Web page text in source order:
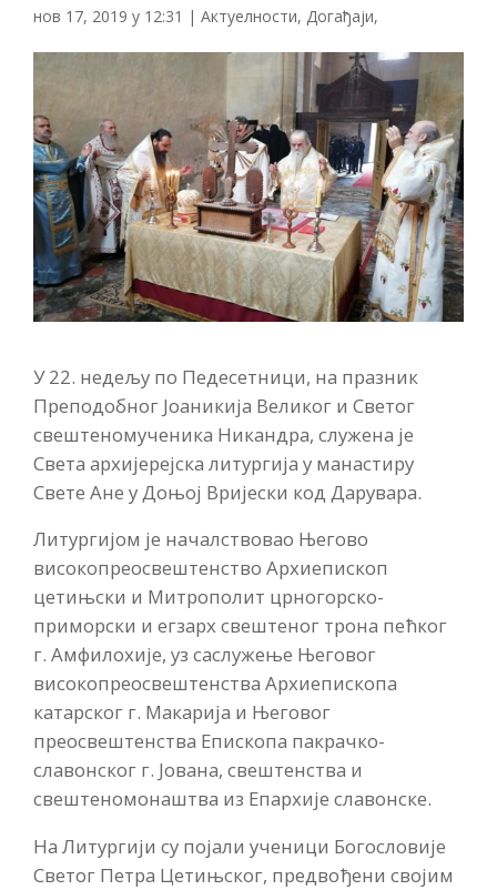
нов 17, 2019 у 12:31 | Актуелности, Догађаји,
У 22. недељу по Педесетници, на празник
Преподобног Јоаникија Великог и Светог
свештеномученика Никандра, служена је
Света архијерејска литургија у манастиру
Свете Ане у Доњој Вријески код Дарувара.
Литургијом је началствовао Његово
високопреосвештенство Архиепископ
цетињски и Митрополит црногорско-
приморски и егзарх свештеног трона пећког
г. Амфилохије, уз саслужење Његовог
високопреосвештенства Архиепископа
катарског г. Макарија и Његовог
преосвештенства Епископа пакрачко-
славонског г. Јована, свештенства и
свештеномонаштва из Епархије славонске.
На Литургији су појали ученици Богословије
Светог Петра Цетињског, предвођени својим